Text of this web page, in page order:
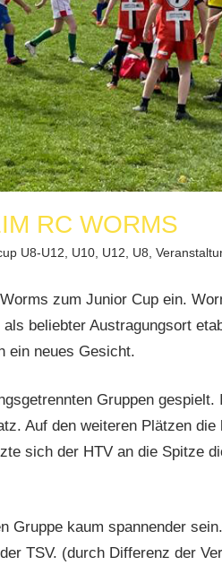
RC WORMS
U8-U12 U10 U12 U8 ,
zum Junior Cup ein.
beliebter Austragungsort
ein neues Gesicht.
Gruppen
Auf den weiteren Plätzen
sich der HTV an die Spitze
Gruppe kaum spannender
TSV. (durch Differenz der